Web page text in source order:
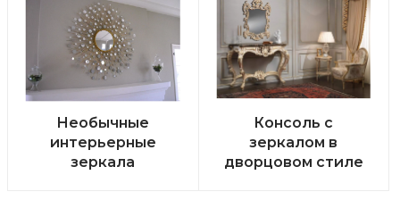
Необычные
интерьерные
зеркала
Консоль с
зеркалом в
дворцовом стиле